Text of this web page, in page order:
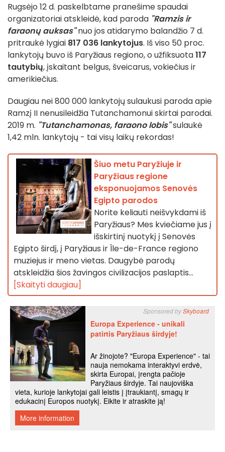
Rugsėjo 12 d. paskelbtame pranešime spaudai
organizatoriai atskleidė, kad paroda "Ramzis ir
faraonų auksas"nuo jos atidarymo balandžio 7 d.
pritraukė lygiai 817 036 lankytojus. Iš viso 50 proc.
lankytojų buvo iš Paryžiaus regiono, o užfiksuota117
tautybių, įskaitant belgus, šveicarus, vokiečius ir
amerikiečius.
Daugiau nei 800 000 lankytojų sulaukusi paroda apie
Ramzį II nenusileidžia Tutanchamonui skirtai parodai.
2019 m. "Tutanchamonas, faraono lobis"sulaukė
1,42 mln. lankytojų - tai visų laikų rekordas!
Šiuo metu Paryžiuje ir
Paryžiaus regione
eksponuojamos Senovės
Egipto parodos
Norite keliauti neišvykdami iš
Paryžiaus? Mes kviečiame jus į
išskirtinį nuotykį į Senovės
Egipto širdį, į Paryžiaus ir Île-de-France regiono
muziejus ir meno vietas. Daugybė parodų
atskleidžia šios žavingos civilizacijos paslaptis...
[Skaityti daugiau]